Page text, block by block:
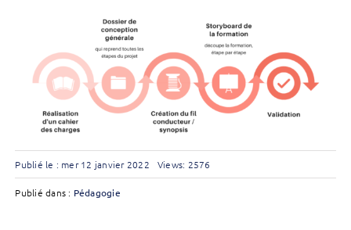
Publié le : mer 12 janvier 2022 Views: 2576
Publié dans : Pédagogie